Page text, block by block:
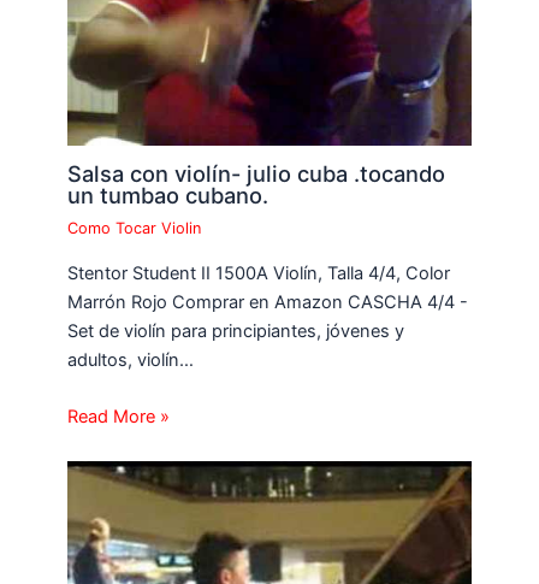
Salsa con violín- julio cuba .tocando
un tumbao cubano.
Como Tocar Violin
Stentor Student II 1500A Violín, Talla 4/4, Color
Marrón Rojo Comprar en Amazon CASCHA 4/4 -
Set de violín para principiantes, jóvenes y
adultos, violín…
Read More »